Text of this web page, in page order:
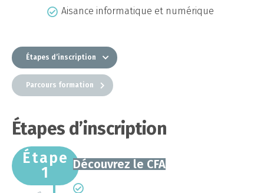
Aisance informatique et numérique
Étapes d’inscription
Parcours formation
Étapes d’inscription
Étape
1
Découvrez le CFA